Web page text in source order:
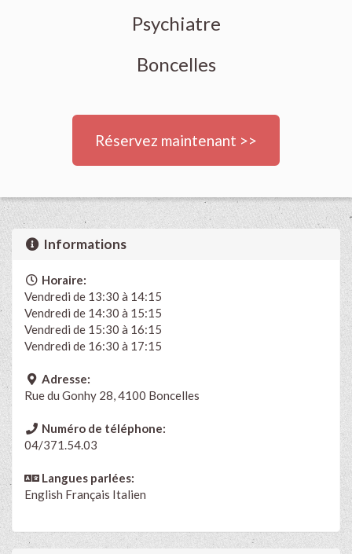
Psychiatre
Boncelles
Réservez maintenant >>
Informations
Horaire:
Vendredi de 13:30 à 14:15
Vendredi de 14:30 à 15:15
Vendredi de 15:30 à 16:15
Vendredi de 16:30 à 17:15
Adresse:
Rue du Gonhy 28, 4100 Boncelles
Numéro de téléphone:
04/371.54.03
Langues parlées:
English Français Italien